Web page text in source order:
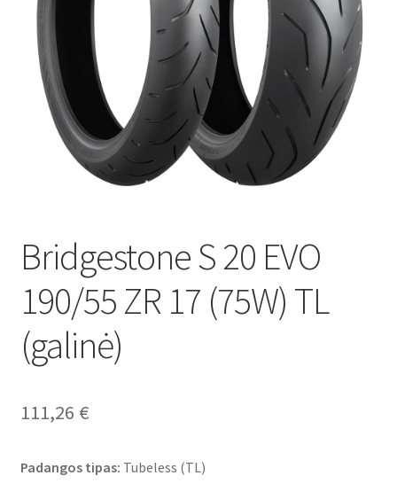
menu
Kontaktai
Bridgestone S 20 EVO
190/55 ZR 17 (75W) TL
(galinė)
111,26 €
Padangos tipas: Tubeless (TL)